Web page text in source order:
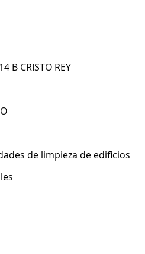
B CRISTO REY
de limpieza de edificios